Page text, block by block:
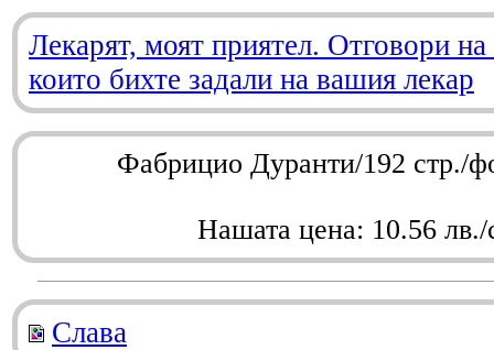
Лекарят, моят приятел. Отговори
които бихте задали на вашия лекар
Фабрицио Дуранти/192 стр./
Нашата цена: 10.56 лв./
Слава